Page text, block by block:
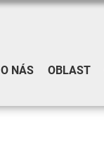
O NÁS OBLAST